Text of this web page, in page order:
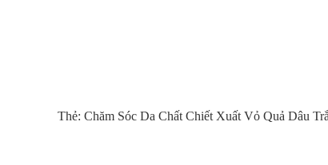
Thẻ: Chăm Sóc Da Chất Chiết Xuất Vỏ Quả Dâu